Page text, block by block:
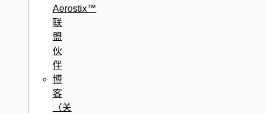
Aerostix™
联
盟
伙
伴
博
客
（关